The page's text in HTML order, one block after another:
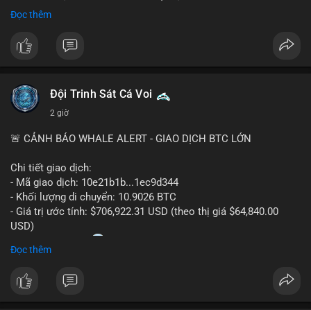
trong các lĩnh vực ô tô, logistics và thiết bị thông minh.
Doanh nghiệp cần theo dõi xu hướng này để nắm bắt cơ hội
đầu tư và phát triển giải pháp kết nối tiên tiến.
Đọc thêm
Đội Trinh Sát Cá Voi
2 giờ
🚨 CẢNH BÁO WHALE ALERT - GIAO DỊCH BTC LỚN
Chi tiết giao dịch:
- Mã giao dịch: 10e21b1b...1ec9d344
- Khối lượng di chuyển: 10.9026 BTC
- Giá trị ước tính: $706,922.31 USD (theo thị giá $64,840.00
USD)
- Thời gian: 18:20
Nhận định phân tích:
Giao dịch 10.9 BTC trị giá hơn 706 nghìn USD được thực hiện
trong khung giờ thanh khoản mỏng (giờ châu Á) cho thấy chủ
Đọc thêm